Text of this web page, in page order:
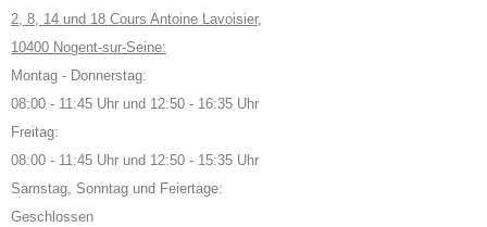
2, 8, 14 und 18 Cours Antoine Lavoisier,
10400 Nogent-sur-Seine:
Montag - Donnerstag:
08:00 - 11:45 Uhr und 12:50 - 16:35 Uhr
Freitag:
08:00 - 11:45 Uhr und 12:50 - 15:35 Uhr
Samstag, Sonntag und Feiertage:
Geschlossen